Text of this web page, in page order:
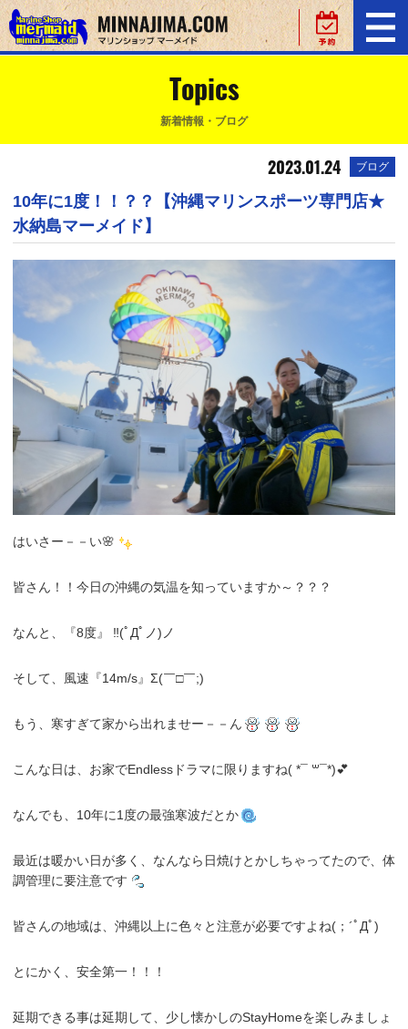
Topics
新着情報・ブログ
2023.01.24 ブログ
10年に1度！！？？【沖縄マリンスポーツ専門店★
水納島マーメイド】
はいさー－－い🌸
皆さん！！今日の沖縄の気温を知っていますか～？？？
なんと、『8度』 ‼(ﾟДﾟノ)ノ
そして、風速『14m/s』Σ(￣□￣;)
もう、寒すぎて家から出れませー－－ん
こんな日は、お家でEndlessドラマに限りますね( *¯ ꒳¯*)💕
なんでも、10年に1度の最強寒波だとか
最近は暖かい日が多く、なんなら日焼けとかしちゃってたので、体
調管理に要注意です
皆さんの地域は、沖縄以上に色々と注意が必要ですよね(；´ﾟДﾟ)ゞ
とにかく、安全第一！！！
延期できる事は延期して、少し懐かしのStayHomeを楽しみましょ